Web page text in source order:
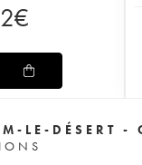
€
LE-DÉSERT -